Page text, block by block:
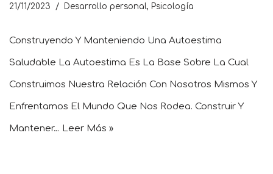
21/11/2023 Desarrollo personal, Psicología
Construyendo Y Manteniendo Una Autoestima
Saludable La Autoestima Es La Base Sobre La Cual
Construimos Nuestra Relación Con Nosotros Mismos Y
Enfrentamos El Mundo Que Nos Rodea. Construir Y
Mantener… Leer Más »